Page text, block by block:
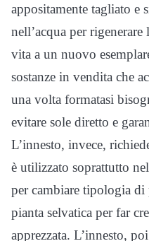
appositamente tagliato e
nell’acqua per
vita a un nuovo
sostanze in vendita che
una volta formatasi
evitare sole diretto e
L’innesto, invece,
è utilizzato soprattutto
per cambiare tipologia
pianta selvatica per far
apprezzata. L’innesto,